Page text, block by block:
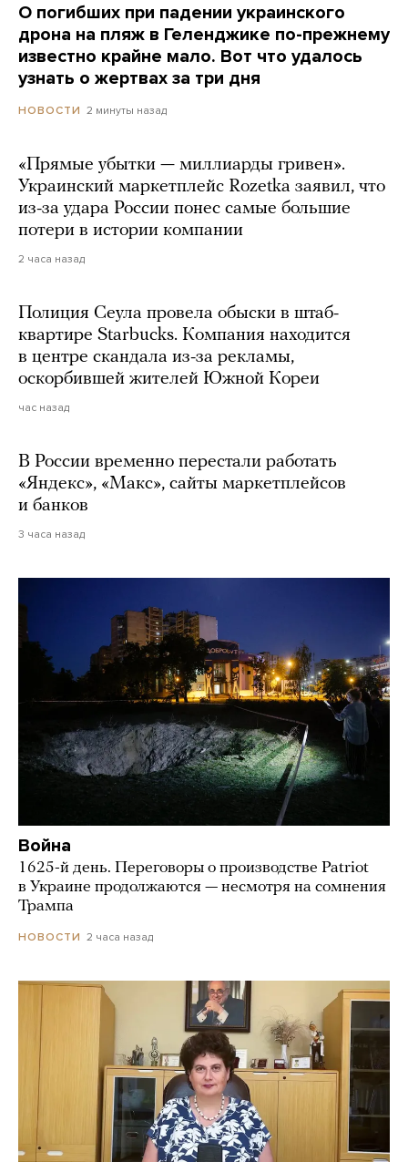
О погибших при падении украинского
дрона на пляж в Геленджике по-прежнему
известно крайне мало. Вот что удалось
узнать о жертвах за три дня
НОВОСТИ 2 минуты назад
«Прямые убытки — миллиарды гривен».
Украинский маркетплейс Rozetka заявил, что
из-за удара России понес самые большие
потери в истории компании
2 часа назад
Полиция Сеула провела обыски в штаб-
квартире Starbucks. Компания находится
в центре скандала из-за рекламы,
оскорбившей жителей Южной Кореи
час назад
В России временно перестали работать
«Яндекс», «Макс», сайты маркетплейсов
и банков
3 часа назад
Война
1625-й день. Переговоры о производстве Patriot
в Украине продолжаются — несмотря на сомнения
Трампа
НОВОСТИ 2 часа назад